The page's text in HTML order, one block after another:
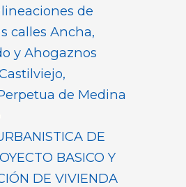
de
calles Ancha,
y Ahogaznos
de Medina
DE
BASICO Y
DE VIVIENDA